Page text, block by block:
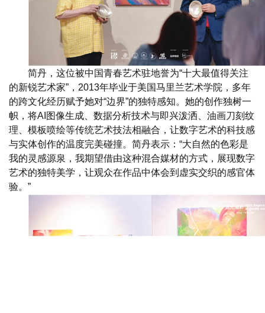
简丹，这位被中国青春艺术驻地誉为“十大最值得关注
的新锐艺术家”，2013年毕业于美国马里兰艺术学院，多年
的跨文化经历赋予她对“边界”的独特感知。她的创作独树一
帜，将AI图像生成、数据分析技术与即兴泼洒、油画刀刻纹
理、模板喷绘等传统艺术技法相融合，让数字艺术的科技感
与实体创作的温度完美碰撞。简丹表示：“大自然的色彩是
我的灵感源泉，我期望借由这种混合媒材的方式，展现数字
艺术的独特美学，让观众在作品中体会到虚实交织的感官体
验。”